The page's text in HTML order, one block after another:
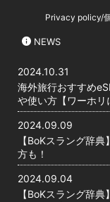
Privacy policy/
NEWS
2024.10.31
海外旅行おすすめ
や使い方【ワーホリ
2024.09.09
【BoKスラング辞
方も！
2024.09.04
【BoKスラング辞